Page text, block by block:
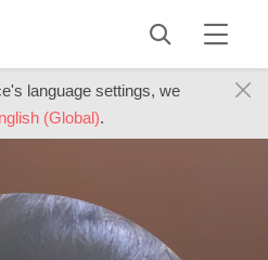
language settings, we
(Global).